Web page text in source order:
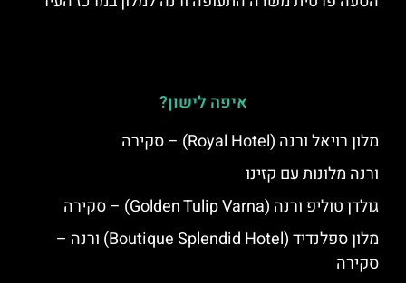
איפה לישון?
מלון רויאל ורנה (Royal Hotel) – סקירה
ורנה מלונות עם קזינו
גולדן טוליפ ורנה (Golden Tulip Varna) – סקירה
מלון ספלנדיד (Boutique Splendid Hotel) ורנה –
סקירה